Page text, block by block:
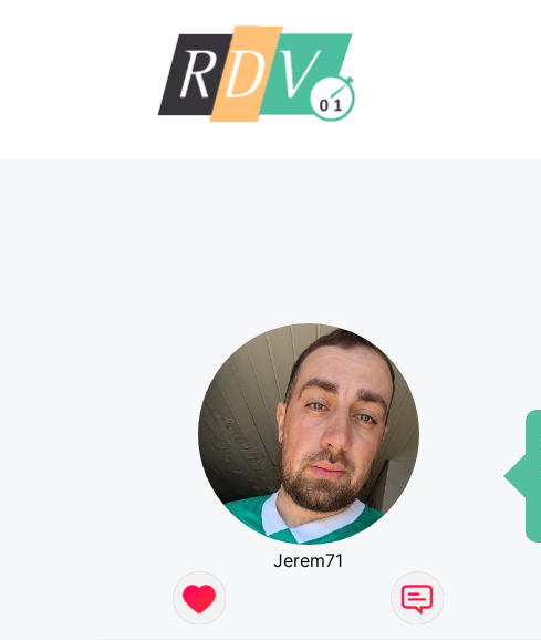
Jerem71